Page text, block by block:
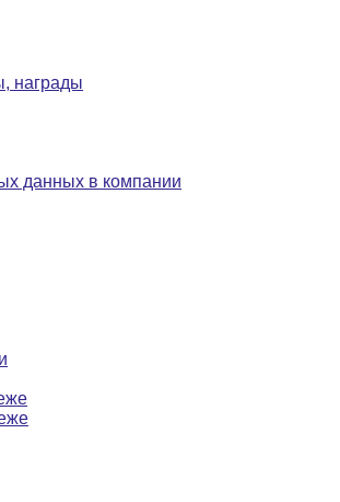
награды
данных в компании